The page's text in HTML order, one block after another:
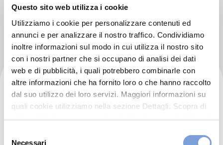
Questo sito web utilizza i cookie
Utilizziamo i cookie per personalizzare contenuti ed
annunci e per analizzare il nostro traffico. Condividiamo
inoltre informazioni sul modo in cui utilizza il nostro sito
con i nostri partner che si occupano di analisi dei dati
web e di pubblicità, i quali potrebbero combinarle con
altre informazioni che ha fornito loro o che hanno raccolto
dal suo utilizzo dei loro servizi. Maggiori informazioni su
quali cookie utilizziamo nella sezione Dettagli. Scopra di
più su chi siamo, come può contattarci e come trattiamo i
può trovare nel footer del sito nella sezione "Informativa
Necessari
Rainbow Children’s Hospital
Road No. 2, Near Hotel Park Hyatt, Sri Nagar Colony,
Kamalapuri Colony, Banjara Hills, Hyderabad,